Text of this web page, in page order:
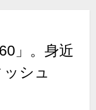
」。身近
シュ